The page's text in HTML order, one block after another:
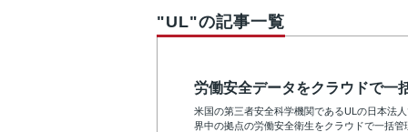
"UL"の記事一覧
労働安全データをクラウドで一
米国の第三者安全科学機関であるULの日本法
界中の拠点の労働安全衛生をクラウドで一括管